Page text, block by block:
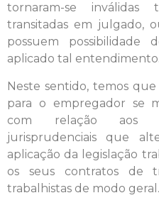
tornaram-se
transitadas em julgado,
possuem
aplicado tal entendimento.
Neste sentido, temos
para o empregador se
com relação aos
jurisprudenciais que
aplicação da legislação
os seus contratos de
trabalhistas de modo geral.